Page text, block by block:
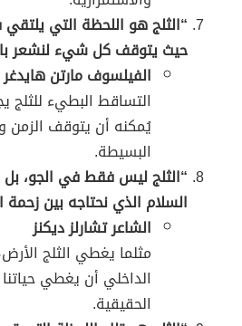
“الثلج هو اللحظة التي يلتقي
حيث يتوقف كل شيء لنشعر
الفيلسوف مارتن هايدغر
التساقط البطيء
يُمكنه أن يتوقف الزمن
البسيطة.
“الثلج ليس فقط في الجو، بل
السلام الذي نحتاجه بين زحمة
الشاعر تشارلز ديكنز
مثلما يغطي الثلج
الداخلي أن يغطي حياتنا
الحقيقية.